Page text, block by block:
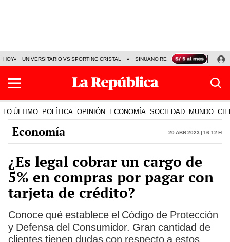
HOY UNIVERSITARIO VS SPORTING CRISTAL SINUANO RESULTADOS HOY
LO ÚLTIMO POLÍTICA OPINIÓN ECONOMÍA SOCIEDAD MUNDO
Economía 20 Abr 2023 | 16:12 h
¿Es legal cobrar un cargo de
5% en compras por pagar con
tarjeta de crédito?
Conoce qué establece el Código de Protección
y Defensa del Consumidor. Gran cantidad de
clientes tienen dudas con respecto a estos